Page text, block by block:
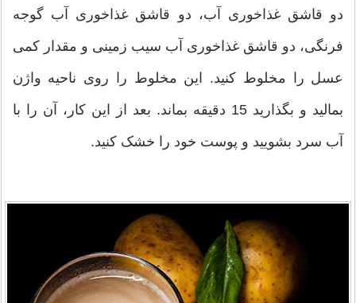
دو قاشق غذاخوری آب، دو قاشق غذاخوری آب گوجه
فرنگی، دو قاشق غذاخوری آب سیب زمینی و مقدار کمی
عسل را مخلوط کنید. این مخلوط را روی ناحیه واژن
بمالید و بگذارید 15 دقیقه بماند. بعد از این کار، آن را با
آب سرد بشویید و پوست خود را خشک کنید.